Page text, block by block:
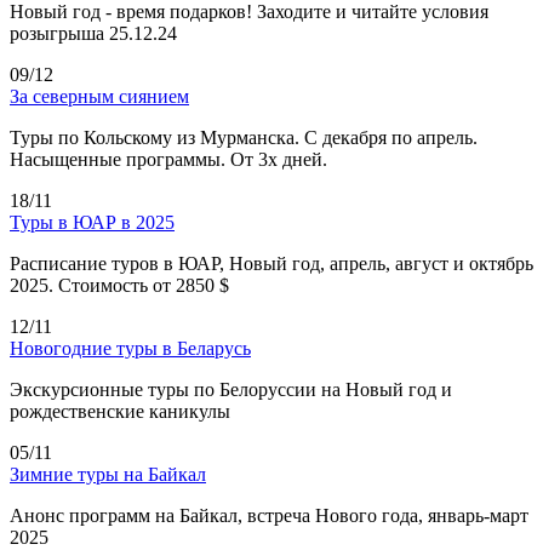
Новый год - время подарков! Заходите и читайте условия
розыгрыша 25.12.24
09/12
За северным сиянием
Туры по Кольскому из Мурманска. С декабря по апрель.
Насыщенные программы. От 3х дней.
18/11
Туры в ЮАР в 2025
Расписание туров в ЮАР, Новый год, апрель, август и октябрь
2025. Стоимость от 2850 $
12/11
Новогодние туры в Беларусь
Экскурсионные туры по Белоруссии на Новый год и
рождественские каникулы
05/11
Зимние туры на Байкал
Анонс программ на Байкал, встреча Нового года, январь-март
2025